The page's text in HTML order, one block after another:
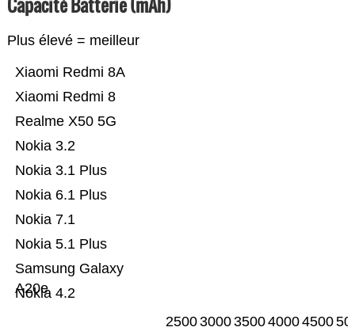
Plus élevé = meilleur
Nokia 4.2
Samsung Galaxy
A20e
Nokia 5.1 Plus
Nokia 7.1
Nokia 6.1 Plus
Nokia 3.1 Plus
Nokia 3.2
Realme X50 5G
Xiaomi Redmi 8
Xiaomi Redmi 8A
25003000350040004500